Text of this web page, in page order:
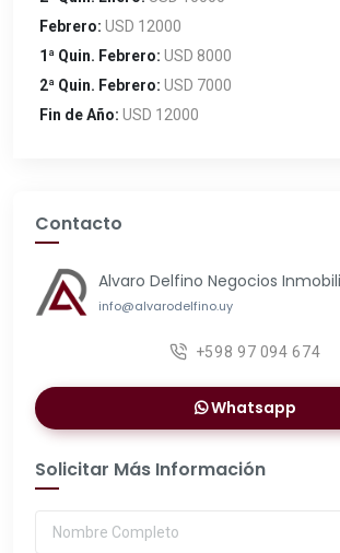
Febrero: USD 12000
1ª Quin. Febrero: USD 8000
2ª Quin. Febrero: USD 7000
Fin de Año: USD 12000
Contacto
Alvaro Delfino Negocios
info@alvarodelfino.uy
+598 97 094 674
Whatsapp
Solicitar Más Información